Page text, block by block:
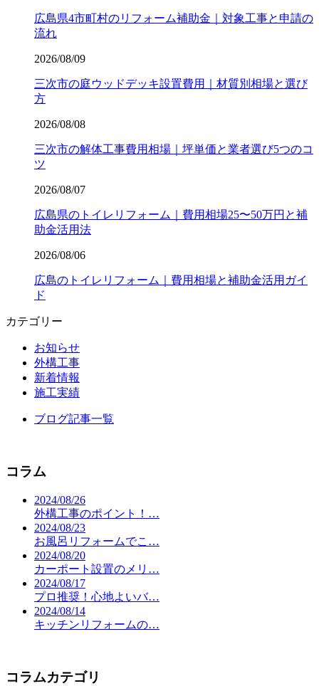
広島県4市町村のリフォーム補助金｜対象工事と申請の
流れ
2026/08/09
三次市の庭ウッドデッキ設置費用｜材質別相場と選び
方
2026/08/08
三次市の解体工事費用相場｜坪単価と業者選び5つのコ
ツ
2026/08/07
広島県のトイレリフォーム｜費用相場25〜50万円と補
助金活用法
2026/08/06
広島のトイレリフォーム｜費用相場と補助金活用ガイ
ド
カテゴリー
お知らせ
外構工事
新着情報
施工実績
ブログ記事一覧
コラム
2024/08/26
外構工事のポイント！…
2024/08/23
お風呂リフォームでこ…
2024/08/20
カーポート設置のメリ…
2024/08/17
プロ推奨！心地よいバ…
2024/08/14
キッチンリフォームの…
コラムカテゴリ